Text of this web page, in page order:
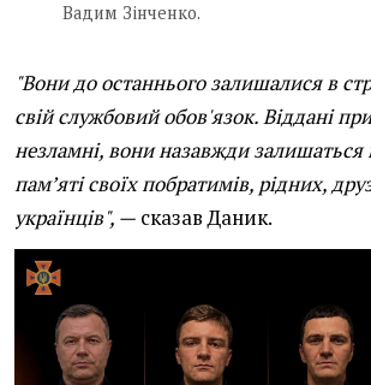
Вадим Зінченко.
"Вони до останнього залишалися в
свій службовий обов'язок. Віддані
незламні, вони назавжди залишаться
пам’яті своїх побратимів, рідних,
українців", — сказав Даник.